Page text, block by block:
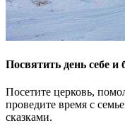
Посвятить день себе и
Посетите церковь,
проведите время с
сказками.